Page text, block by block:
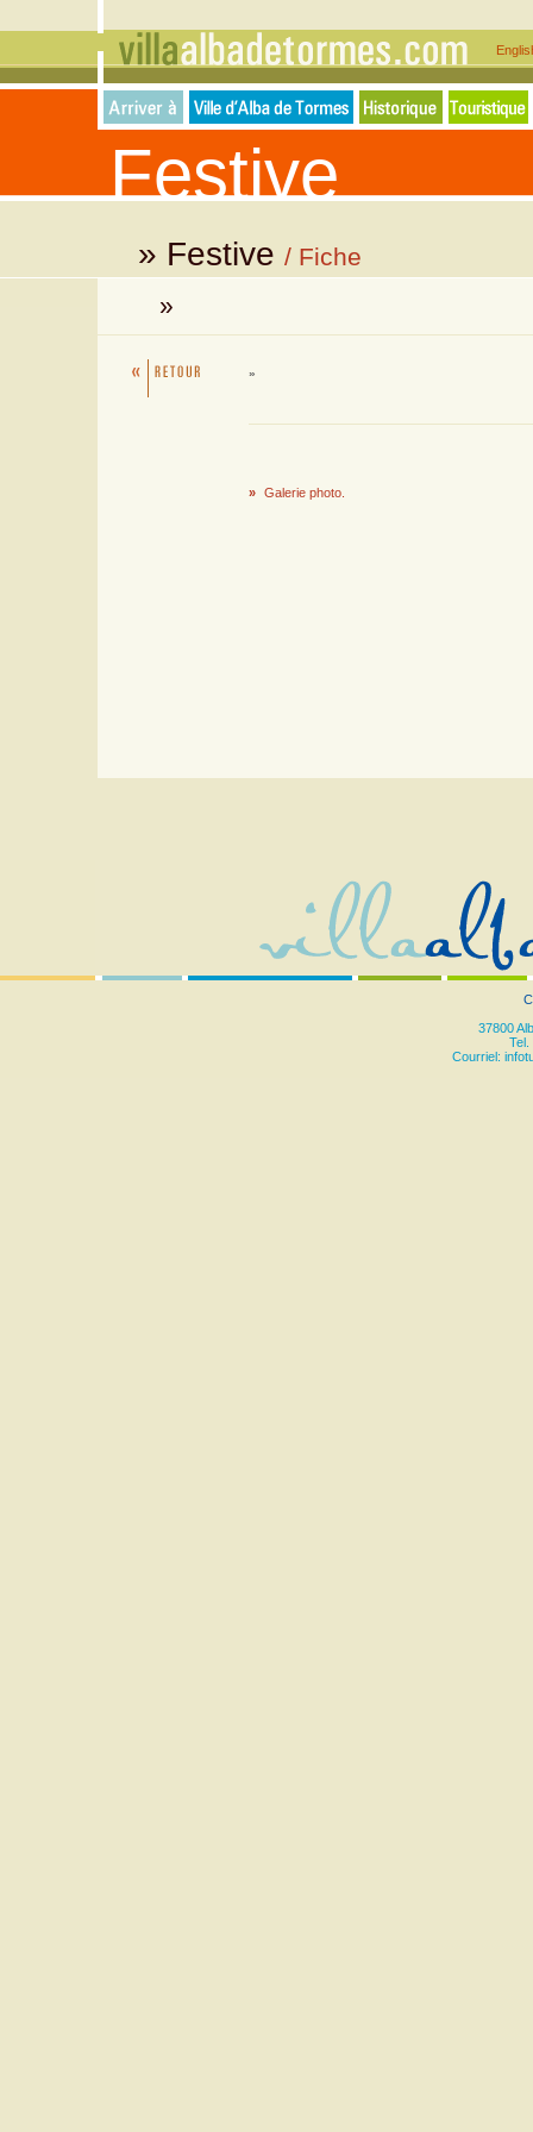
Festive
» Festive / Fiche
»
»
» Galerie photo.
37800
Tel.
Courriel: